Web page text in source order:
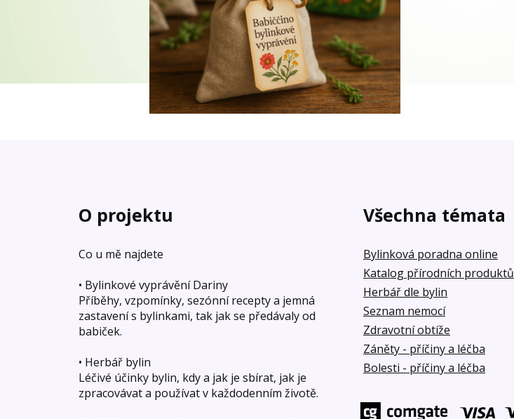
O projektu
Co u mě najdete
• Bylinkové vyprávění Dariny
Příběhy, vzpomínky, sezónní recepty a jemná
zastavení s bylinkami, tak jak se předávaly od
babiček.
• Herbář bylin
Léčivé účinky bylin, kdy a jak je sbírat, jak je
zpracovávat a používat v každodenním životě.
Všechna témata
Bylinková poradna online
Katalog přírodních produktů
Herbář dle bylin
Seznam nemocí
Zdravotní obtíže
Záněty - příčiny a léčba
Bolesti - příčiny a léčba